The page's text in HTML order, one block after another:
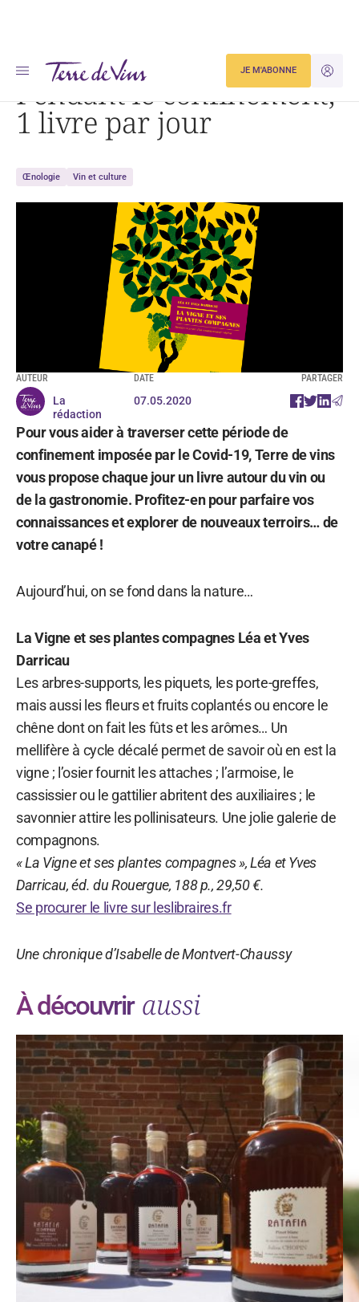
JE
JE M'ABONNE
Accueil Pendant le confinement, 1 livre par jour
Pendant le confinement,
1 livre par jour
Œnologie Vin et culture
AUTEUR
La
rédaction
DATE
07.05.2020
PARTAGER
Pour vous aider à traverser cette période de
confinement imposée par le Covid-19, Terre de vins
vous propose chaque jour un livre autour du vin ou
de la gastronomie. Profitez-en pour parfaire vos
connaissances et explorer de nouveaux terroirs… de
votre canapé !
Aujourd’hui, on se fond dans la nature…
La Vigne et ses plantes compagnes Léa et Yves
Darricau
Les arbres-supports, les piquets, les porte-greffes,
mais aussi les fleurs et fruits coplantés ou encore le
chêne dont on fait les fûts et les arômes… Un
mellifère à cycle décalé permet de savoir où en est la
vigne ; l’osier fournit les attaches ; l’armoise, le
cassissier ou le gattilier abritent des auxiliaires ; le
savonnier attire les pollinisateurs. Une jolie galerie de
compagnons.
« La Vigne et ses plantes compagnes », Léa et Yves
Darricau, éd. du Rouergue, 188 p., 29,50 €.
Se procurer le livre sur leslibraires.fr
Une chronique d’Isabelle de Montvert-Chaussy
À découvrir aussi